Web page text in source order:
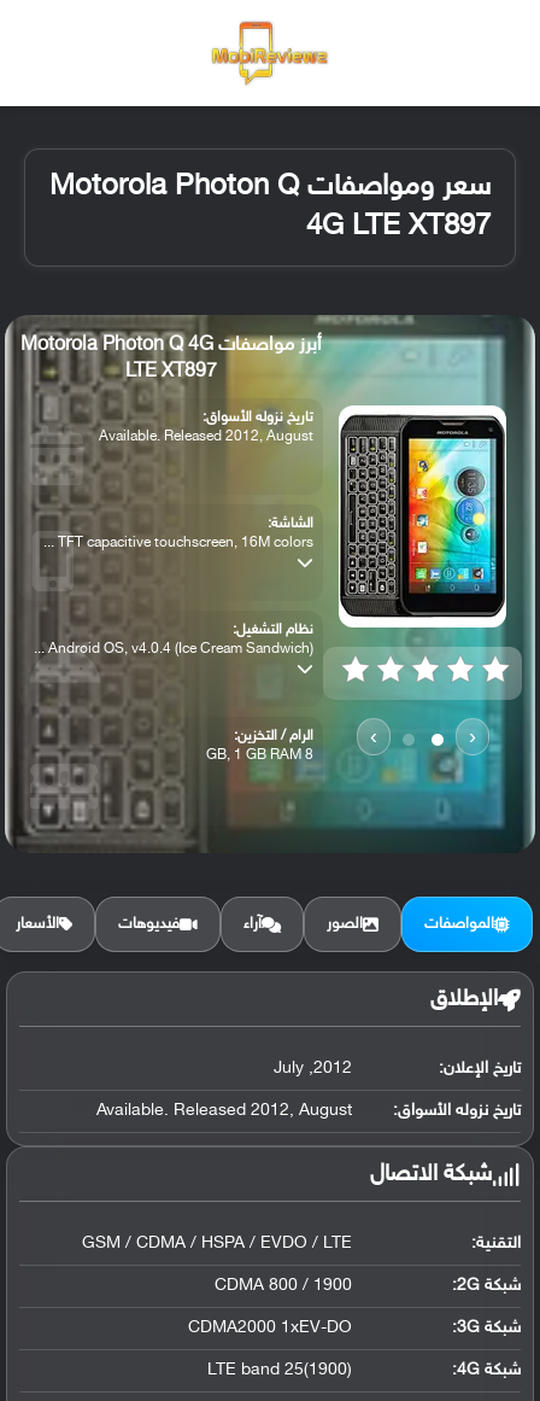
سعر ومواصفات Motorola Photon Q
4G LTE XT897
‹
›
أبرز مواصفات Motorola Photon Q 4G
LTE XT897
تاريخ نزوله الأسواق:
Available. Released 2012, August
الشاشة:
TFT capacitive touchscreen, 16M colors ...
نظام التشغيل:
Android OS, v4.0.4 (Ice Cream Sandwich) ...
الرام / التخزين:
8 GB, 1 GB RAM
المواصفات الصور آراء فيديوهات الأسعار
الإطلاق
تاريخ الإعلان: 2012, July
تاريخ نزوله الأسواق: Available. Released 2012, August
شبكة الاتصال
التقنية: GSM / CDMA / HSPA / EVDO / LTE
شبكة 2G: CDMA 800 / 1900
شبكة 3G :
CDMA2000 1xEV-DO
شبكة 4G :
LTE band 25(1900)